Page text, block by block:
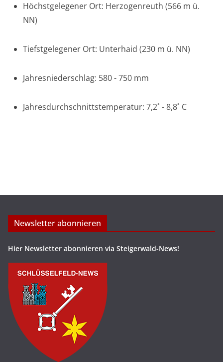
Höchstgelegener Ort: Herzogenreuth (566 m ü.
NN)
Tiefstgelegener Ort: Unterhaid (230 m ü. NN)
Jahresniederschlag: 580 - 750 mm
Jahresdurchschnittstemperatur: 7,2˚ - 8,8˚ C
Newsletter abonnieren
Hier Newsletter abonnieren via Steigerwald-News!